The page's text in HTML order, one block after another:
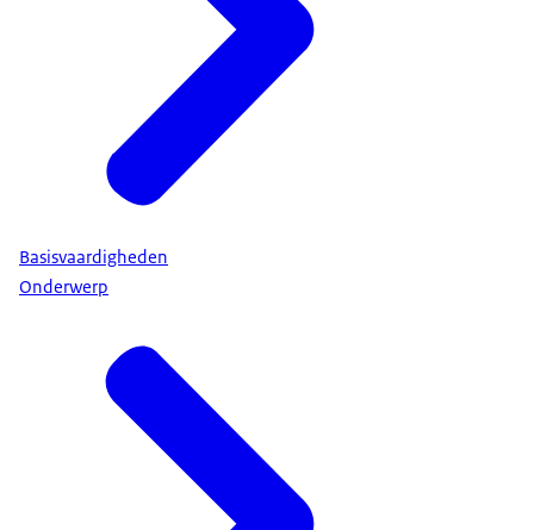
Basisvaardigheden
Onderwerp